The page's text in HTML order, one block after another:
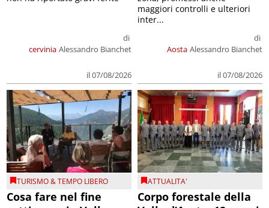
cervinia
di
Alessandro Bianchet
il 07/08/2026
Aosta
di
Alessandro Bianchet
il 07/08/2026
maggiori controlli e ulteriori
inter...
TURISMO & TEMPO LIBERO
Cosa fare nel fine
ATTUALITA'
Corpo forestale della